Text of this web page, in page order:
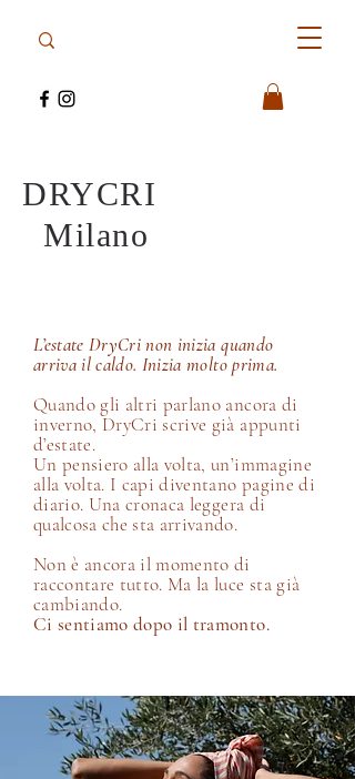
DRYCRI
Milano
L’estate DryCri non inizia quando
arriva il caldo. Inizia molto prima.
Quando gli altri parlano ancora di
inverno, DryCri scrive già appunti
d’estate.
Un pensiero alla volta, un’immagine
alla volta. I capi diventano pagine di
diario. Una cronaca leggera di
qualcosa che sta arrivando.
Non è ancora il momento di
raccontare tutto. Ma la luce sta già
cambiando.
Ci sentiamo dopo il tramonto.